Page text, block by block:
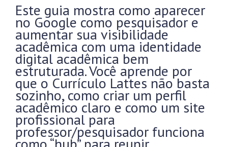
Este guia mostra como aparecer
no Google como pesquisador e
aumentar sua visibilidade
acadêmica com uma identidade
digital acadêmica bem
estruturada. Você aprende por
que o Currículo Lattes não basta
sozinho, como criar um perfil
acadêmico claro e como um site
profissional para
professor/pesquisador funciona